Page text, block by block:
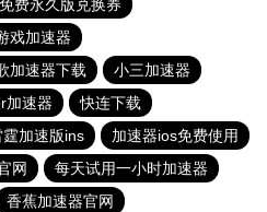
费永久版兑换券
戏加速器
加速器下载
小三加速器
加速器
快连下载
霆加速版ins
加速器ios免费使用
网
每天试用一小时加速器
香蕉加速器官网